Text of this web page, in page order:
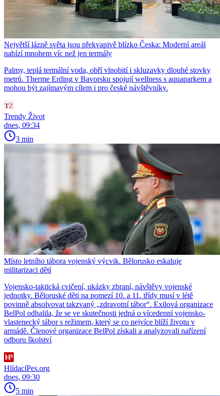
Největší lázně světa jsou překvapivě blízko Česka: Moderní areál
nabízí mnohem víc než jen termály
Palmy, teplá termální voda, obří vlnobití i skluzavky dlouhé stovky
metrů. Therme Erding v Bavorsku spojují wellness s aquaparkem a
mohou být zajímavým cílem i pro české návštěvníky.
Trendy Život
dnes, 09:34
3 min
Místo letního tábora vojenský výcvik. Bělorusko eskaluje
militarizaci dětí
Vojensko-taktická cvičení, ukázky zbraní, návštěvy vojenské
jednotky. Běloruské děti na pomezí 10. a 11. třídy musí v létě
povinně absolvovat takzvaný „zdravotní tábor“. Exilová organizace
BelPol odhalila, že se ve skutečnosti jedná o vícedenní vojensko-
vlastenecký tábor s režimem, který se co nejvíce blíží životu v
armádě. Členové organizace BelPol získali a analyzovali nařízení
odboru školství
HlídacíPes.org
dnes, 09:30
5 min